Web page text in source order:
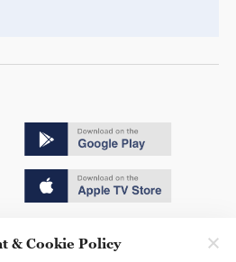
& Cookie Policy